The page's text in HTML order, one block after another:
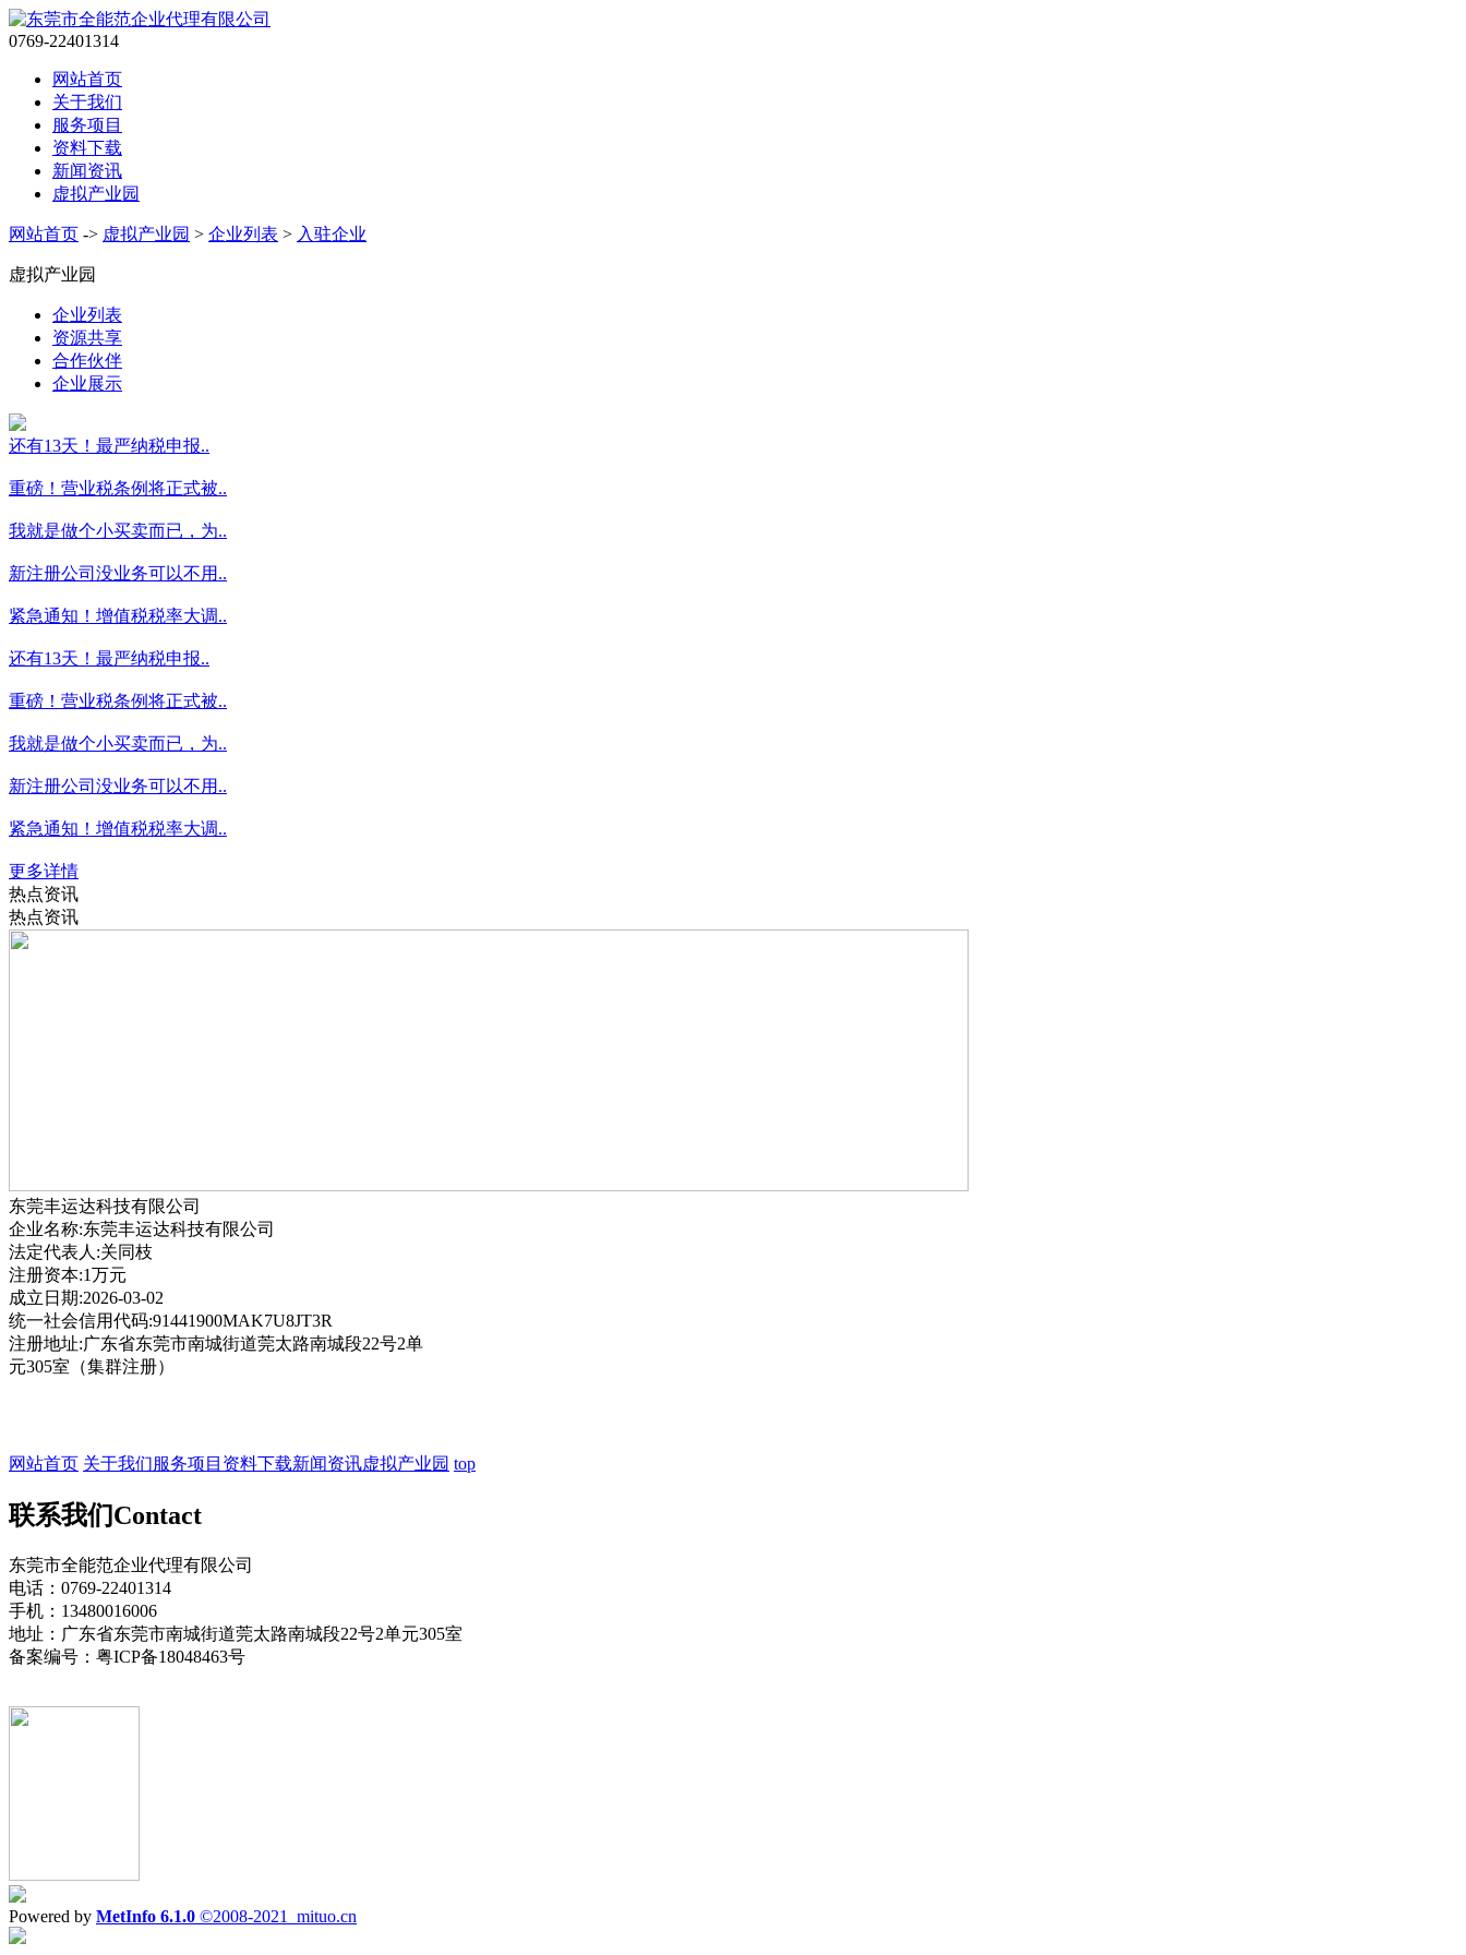
0769-22401314
网站首页
关于我们
服务项目
资料下载
新闻资讯
虚拟产业园
网站首页 -> 虚拟产业园 > 企业列表 > 入驻企业
虚拟产业园
企业列表
资源共享
合作伙伴
企业展示
还有13天！最严纳税申报..
重磅！营业税条例将正式被..
我就是做个小买卖而已，为..
新注册公司没业务可以不用..
紧急通知！增值税税率大调..
还有13天！最严纳税申报..
重磅！营业税条例将正式被..
我就是做个小买卖而已，为..
新注册公司没业务可以不用..
紧急通知！增值税税率大调..
更多详情
热点资讯
热点资讯
东莞丰运达科技有限公司
企业名称:东莞丰运达科技有限公司
法定代表人:关同枝
注册资本:1万元
成立日期:2026-03-02
统一社会信用代码:91441900MAK7U8JT3R
注册地址:广东省东莞市南城街道莞太路南城段22号2单
元305室（集群注册）
网站首页 关于我们服务项目 资料下载新闻资讯虚拟产业园 top
联系我们Contact
东莞市全能范企业代理有限公司
电话：0769-22401314
手机：13480016006
地址：广东省东莞市南城街道莞太路南城段22号2单元305室
备案编号：粤ICP备18048463号
Powered by MetInfo 6.1.0 ©2008-2021 mituo.cn